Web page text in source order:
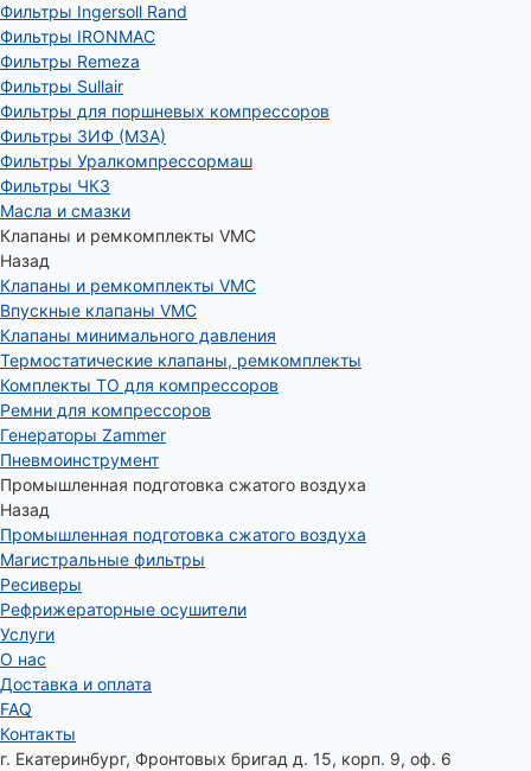
Фильтры Ingersoll Rand
Фильтры IRONMAC
Фильтры Remeza
Фильтры Sullair
Фильтры для поршневых компрессоров
Фильтры ЗИФ (МЗА)
Фильтры Уралкомпрессормаш
Фильтры ЧКЗ
Масла и смазки
Клапаны и ремкомплекты VMC
Назад
Клапаны и ремкомплекты VMC
Впускные клапаны VMC
Клапаны минимального давления
Термостатические клапаны, ремкомплекты
Комплекты ТО для компрессоров
Ремни для компрессоров
Генераторы Zammer
Пневмоинструмент
Промышленная подготовка сжатого воздуха
Назад
Промышленная подготовка сжатого воздуха
Магистральные фильтры
Ресиверы
Рефрижераторные осушители
Услуги
О нас
Доставка и оплата
FAQ
Контакты
г. Екатеринбург, Фронтовых бригад д. 15, корп. 9, оф. 6